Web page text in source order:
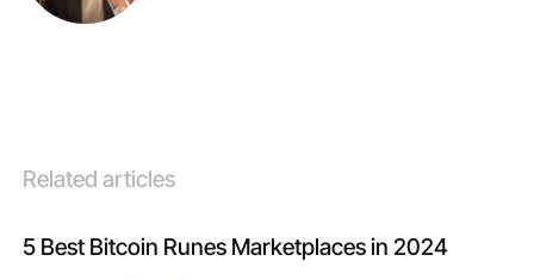
Related articles
5 Best Bitcoin Runes Marketplaces in 2024